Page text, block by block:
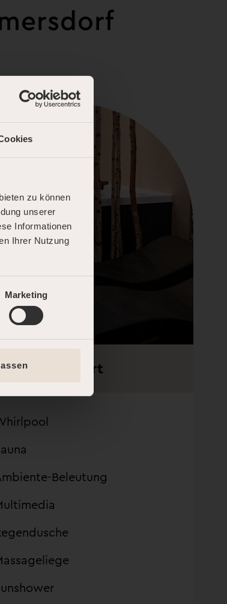
zu können
unserer
Informationen
Ihrer Nutzung
Marketing
Comfort
Beleutung